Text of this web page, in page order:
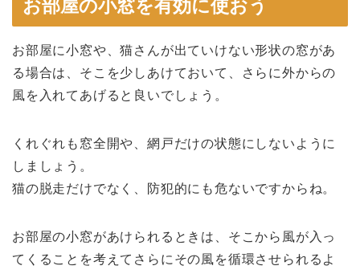
お部屋の小窓を有効に使おう
お部屋に小窓や、猫さんが出ていけない形状の窓があ
る場合は、そこを少しあけておいて、さらに外からの
風を入れてあげると良いでしょう。
くれぐれも 窓全開や、網戸だけの状態にしないように
しましょう。
猫の脱走だけでなく、
防犯的にも危ないですからね。
お部屋の小窓があけられるときは、そこから風が入っ
てくることを考えてさらにその風を循環させられるよ